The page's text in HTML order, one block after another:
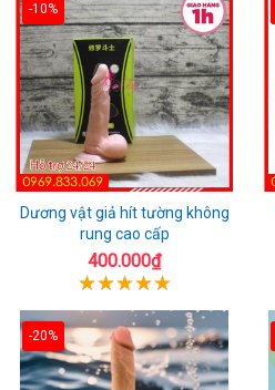
-10%
Dương vật giả hít tường không
rung cao cấp
400.000₫
-20%